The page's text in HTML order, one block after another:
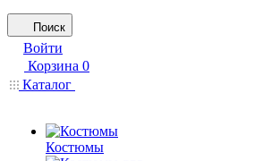
Поиск
Войти
Корзина 0
Каталог
Костюмы